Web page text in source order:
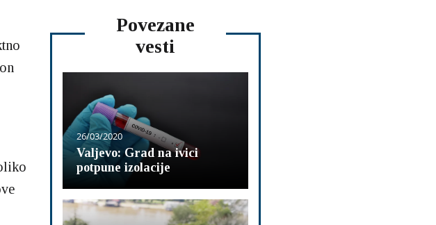
Povezane
vesti
26/03/2020
Valjevo: Grad na ivici
potpune izolacije